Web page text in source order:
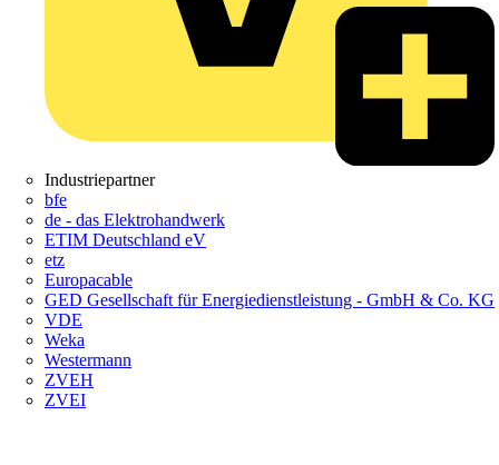
Industriepartner
bfe
de - das Elektrohandwerk
ETIM Deutschland eV
etz
Europacable
GED Gesellschaft für Energiedienstleistung - GmbH & Co. KG
VDE
Weka
Westermann
ZVEH
ZVEI